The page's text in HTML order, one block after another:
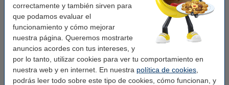
correctamente y también sirven para
que podamos evaluar el
funcionamiento y cómo mejorar
nuestra página. Queremos mostrarte
anuncios acordes con tus intereses, y
por lo tanto, utilizar cookies para ver tu comportamiento en
nuestra web y en internet. En nuestra política de cookies
podrás leer todo sobre este tipo de cookies, cómo funcionan, y
Ancho detrás: 50 mm
Soporte etiquetas: sí
Agujero de sujeción:
Protección de bordes: no
Cantidad: 1 unidad